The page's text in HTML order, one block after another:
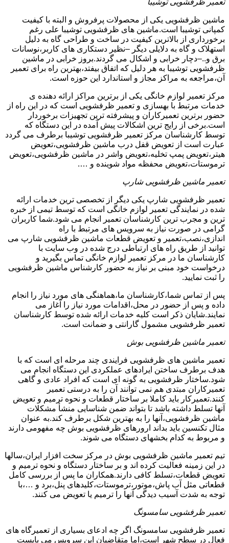
تعمیر ظرفشویی توشیبا
ماشین ظرفشویی یکی از محصولات پرفروش و البته با کیفیت
کمپانی توشیبا است.ماشین های ظرفشویی توشیبا علی رغم
برخورداری از بالاترین کیفیت در ساخت و طراحی گاه به دلیل
استهلاک و گاه به دلایلی دیگر –نظیر دستکاری های کاربر،نوسانات
برق و..–دچار خرابی و اشکال می گردند.بروز خرابی در ماشین
ظرفشویی توشیبا به هر دلیل که اتفاق بیفتد،بهترین راه برای تعمیر
آن،مراجعه به مراکز مجاز و استاندارد این حوزه است.
مرکز تعمیر لوازم خانگی یکی از برترین مراکز ارائه دهنده ی
خدمات مرتبط با بهسازی و تعمیر ظرفشویی است که در این راه از
حضور برترین تعمیرکاران و پیشرفته ترین تجهیزات برخوردار
است.برخی از رایج ترین اشکالات پیش آمده در این دستگاه که
توسط کارشناسان مرکز تعمیر ظرفشویی توشیبا برطرف می گردد
عبارت است از تعویض قفل درب ماشین ظرفشویی،تعویض
هیتر،تعویض پمپ تخلیه،تعویض واشر در ماشین ظرفشویی،تعویض
ترموستات،تعویض محفظه مواد شوینده و ….
تعمیر ماشین ظرفشویی شارپ
تعمیر ظرفشویی شارپ یکی دیگر از تخصصی ترین خدمات ارائه
شده در نمایندگی تعمیر لوازم خانگی است که توسط تیمی از خبره
ترین و مجرب ترین کارشناسان تعمیر انجام می شود.شما کاربران
گرامی در صورت نیاز به سرویس های مرتبط با راه
اندازی،نصب،تعمیر و تعویض قطعات ماشین ظرفشویی شارپ می
توانید از طریق راه های ارتباطی درج شده در وب سایت با
کارشناسان ما در مرکز تعمیر لوازم خانگی تماس بگیرید و
درخواست خود مبنی بر نیاز به حضور کارشناس ماشین ظرفشویی
را ثبت نمایید.
پس از تماس شما،کارشناسان ما،هماهنگی های مورد نیاز را انجام
داده و پس از حضور در محل،اقدامات مورد نیاز را آغاز می
نمایند.شایان ذکر است کلیه خدمات ارائه شده توسط کارشناسان
تعمیر ظرفشویی مشمول گارانتی و ضمانت است.
تعمیر ماشین ظرفشویی بوش
تعمیر ماشین های ظرفشویی فرایندی چند مرحله ای است که با
هدف برطرف ساختن ایرادهای عملکردی این دستگاه انجام می
شود.ساختار ظرفشویی به گونه ای است که افراد عادی و گاهی
تعمیرکاران مبتدی هم نمی توانند آن را به درستی تعمیر
کنند.تعمیرکار باید کاملا بر ساختار قطعات و نحوه ترمیم و تعویض
آنها تسلط داشته باشد تا بتواند ضمن شناسایی منشأ مشکلات
ماشین ظرفشویی،آنها را به بهترین شکل برطرف کند.به عنوان
مثال تکنسین باید بداند ارورهای ظرفشویی بوش چه مفهومی دارند
و مربوط به کدام بخشهای دستگاه می شوند.
تیم تعمیر ماشین ظرفشویی بوش در مرکز سخت افزار ایران،سالها
در این زمینه فعالیت کرده اند و بر ساختار دستگاه و نحوه ترمیم و
تعویض قطعات،تسلط کافی دارند.همکاران ما پس از بررسی کامل
قطعاتی مثل آب پاش،موتور،ترموستات،کلیدهای پنل،برد و …،با
توجه به شدت آسیب دیدگی آنها را ترمیم یا تعویض می کنند.
تعمیر ظرفشویی سامسونگ
تعمیر ظرفشویی سامسونگ اگر چه ادعای بسیاری از تعمیرگاه های
فعال در سطح شهر است،اما متقاضیان این سرویس می بایست